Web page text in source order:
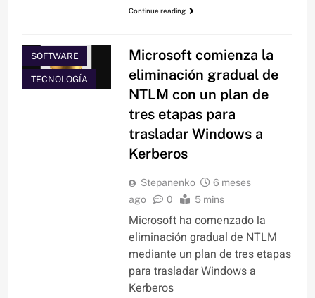
Continue reading
SOFTWARE
TECNOLOGÍA
Microsoft comienza la
eliminación gradual de
NTLM con un plan de
tres etapas para
trasladar Windows a
Kerberos
Stepanenko
6 meses
ago
0 5 mins
Microsoft ha comenzado la
eliminación gradual de NTLM
mediante un plan de tres etapas
para trasladar Windows a
Kerberos